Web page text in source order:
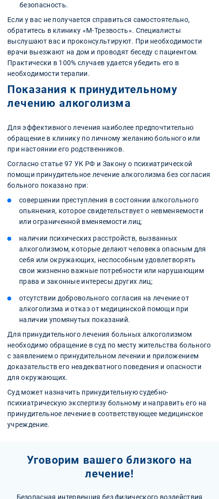
безопасность.
Если у вас не получается справиться самостоятельно,
обратитесь в клинику «М-Трезвость». Специалисты
выслушают вас и проконсультируют. При необходимости
врачи выезжают на дом и проводят беседу с пациентом.
Практически в 100% случаев удается убедить его в
необходимости терапии.
Показания к принудительному
лечению алкоголизма
Для эффективного лечения наиболее предпочтительно
обращение в клинику по личному желанию больного или
при настоянии его родственников.
Согласно статье 97 УК РФ и Закону о психиатрической
помощи принудительное лечение алкоголизма без согласия
больного показано при:
совершении преступления в состоянии алкогольного
опьянения, которое свидетельствует о невменяемости
или ограниченной вменяемости лиц;
наличии психических расстройств, вызванных
алкоголизмом, которые делают человека опасным для
себя или окружающих, неспособным удовлетворять
свои жизненно важные потребности или нарушающим
права и законные интересы других лиц;
отсутствии добровольного согласия на лечение от
алкоголизма и отказ от медицинской помощи при
наличии упомянутых показаний.
Для принудительного лечения больных алкоголизмом
необходимо обращение в суд по месту жительства больного
с заявлением о принудительном лечении и приложением
доказательств его неадекватного поведения и опасности
для окружающих.
Суд может назначить принудительную судебно-
психиатрическую экспертизу больному и направить его на
принудительное лечение в соответствующее медицинское
учреждение.
Уговорим вашего близкого на
лечение!
Безопасная интервенция без физического воздействия